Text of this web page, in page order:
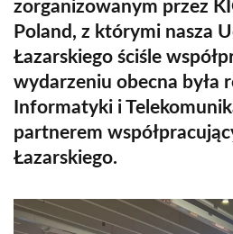
zorganizowanym przez
Poland, z którymi nasza
Łazarskiego ściśle
wydarzeniu obecna była
Informatyki i
partnerem
Łazarskiego.